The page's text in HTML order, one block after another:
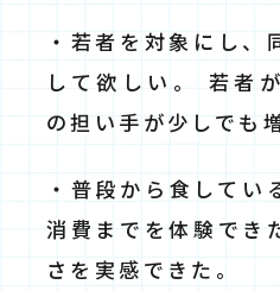
・若者を対象にし、
して欲しい。 若者
の担い手が少しでも
・普段から食してい
消費までを体験でき
さを実感できた。